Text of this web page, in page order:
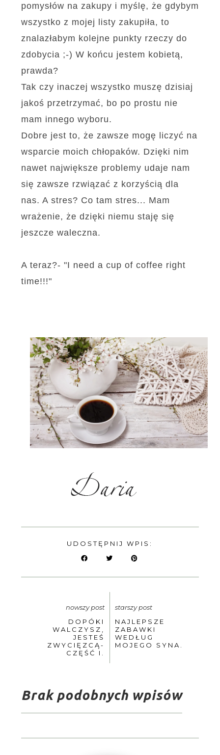
pomysłów na zakupy i myślę, że gdybym
wszystko z mojej listy zakupiła, to
znalazłabym kolejne punkty rzeczy do
zdobycia ;-) W końcu jestem kobietą,
prawda?
Tak czy inaczej wszystko muszę dzisiaj
jakoś przetrzymać, bo po prostu nie
mam innego wyboru.
Dobre jest to, że zawsze mogę liczyć na
wsparcie moich chłopaków. Dzięki nim
nawet największe problemy udaje nam
się zawsze rzwiązać z korzyścią dla
nas. A stres? Co tam stres... Mam
wrażenie, że dzięki niemu staję się
jeszcze waleczna.
A teraz?- "I need a cup of coffee right
time!!!"
UDOSTĘPNIJ WPIS:
nowszy post
DOPÓKI
WALCZYSZ,
JESTEŚ
ZWYCIĘZCĄ-
CZĘŚĆ I.
starszy post
NAJLEPSZE
ZABAWKI
WEDŁUG
MOJEGO SYNA.
Brak podobnych wpisów